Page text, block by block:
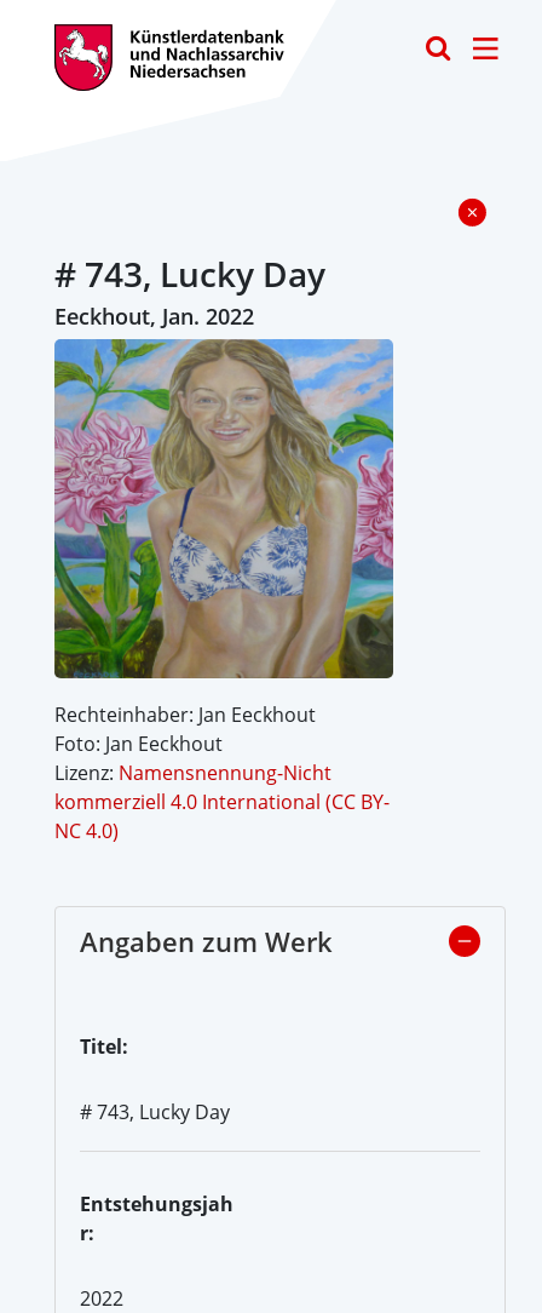
# 743, Lucky Day
Eeckhout, Jan. 2022
Rechteinhaber: Jan Eeckhout
Foto: Jan Eeckhout
Lizenz: Namensnennung-Nicht
kommerziell 4.0 International (CC BY-
NC 4.0)
Angaben zum Werk
Titel:
# 743, Lucky Day
Entstehungsjah
r:
2022